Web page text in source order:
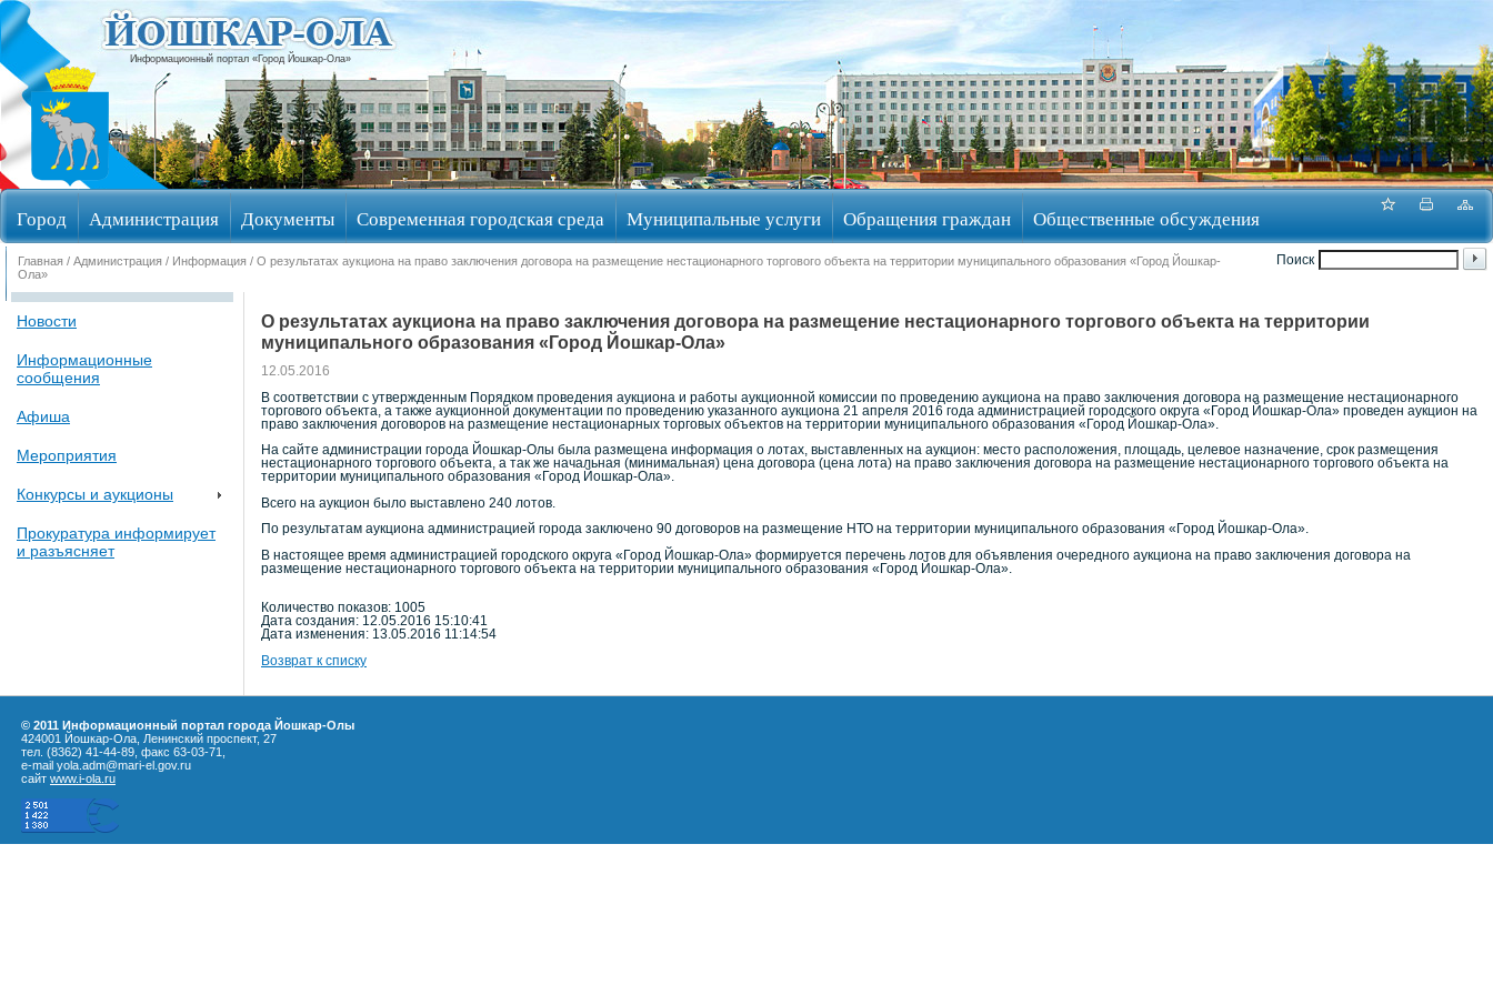
Информационный портал «Город Йошкар-Ола»
Город Администрация Документы Современная городская среда Муниципальные услуги Обращения граждан Общественные обсуждения
Избирательные округа
Поиск
Главная / Администрация / Информация / О результатах аукциона на право заключения договора на размещение нестационарного торгового объекта на территории муниципального образования «Город Йошкар-
Ола»
Новости
Информационные
сообщения
Афиша
Мероприятия
Конкурсы и аукционы
Прокуратура информирует
и разъясняет
О результатах аукциона на право заключения договора на размещение нестационарного торгового объекта на территории
муниципального образования «Город Йошкар-Ола»
12.05.2016
В соответствии с утвержденным Порядком проведения аукциона и работы аукционной комиссии по проведению аукциона на право заключения договора на размещение нестационарного
торгового объекта, а также аукционной документации по проведению указанного аукциона 21 апреля 2016 года администрацией городского округа «Город Йошкар-Ола» проведен аукцион на
право заключения договоров на размещение нестационарных торговых объектов на территории муниципального образования «Город Йошкар-Ола».
На сайте администрации города Йошкар-Олы была размещена информация о лотах, выставленных на аукцион: место расположения, площадь, целевое назначение, срок размещения
нестационарного торгового объекта, а так же начальная (минимальная) цена договора (цена лота) на право заключения договора на размещение нестационарного торгового объекта на
территории муниципального образования «Город Йошкар-Ола».
Всего на аукцион было выставлено 240 лотов.
По результатам аукциона администрацией города заключено 90 договоров на размещение НТО на территории муниципального образования «Город Йошкар-Ола».
В настоящее время администрацией городского округа «Город Йошкар-Ола» формируется перечень лотов для объявления очередного аукциона на право заключения договора на
размещение нестационарного торгового объекта на территории муниципального образования «Город Йошкар-Ола».
Количество показов: 1005
Дата создания: 12.05.2016 15:10:41
Дата изменения: 13.05.2016 11:14:54
Возврат к списку
© 2011 Информационный портал города Йошкар-Олы
424001 Йошкар-Ола, Ленинский проспект, 27
тел. (8362) 41-44-89, факс 63-03-71,
e-mail yola.adm@mari-el.gov.ru
сайт www.i-ola.ru